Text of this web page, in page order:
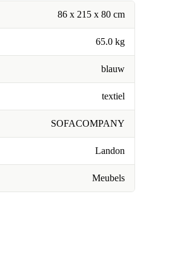
86 x 215 x 80 cm
65.0 kg
blauw
textiel
SOFACOMPANY
Landon
Meubels